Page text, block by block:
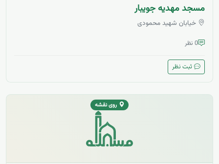
مسجد مهدیه جویبار
خیابان شهید محمودی
0 نظر
ثبت نظر
روی نقشه